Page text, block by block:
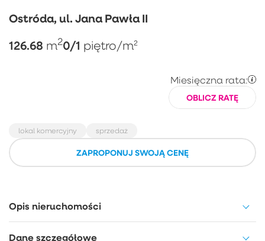
Ostróda, ul. Jana Pawła II
126.68 m20/1 piętro/m²
Miesięczna rata:
OBLICZ RATĘ
lokal komercyjny sprzedaż
ZAPROPONUJ SWOJĄ CENĘ
Opis nieruchomości
Dane szczegółowe